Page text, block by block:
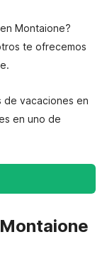
Montaione?
te ofrecemos
de vacaciones en
en uno de